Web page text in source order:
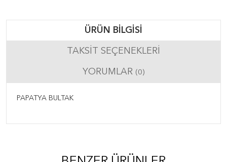
ÜRÜN BILGISI
TAKSIT SEÇENEKLERI
YORUMLAR (0)
PAPATYA BULTAK